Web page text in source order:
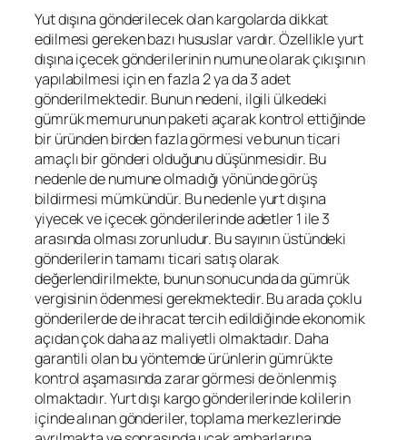
Yut dışına gönderilecek olan kargolarda dikkat
edilmesi gereken bazı hususlar vardır. Özellikle yurt
dışına içecek gönderilerinin numune olarak çıkışının
yapılabilmesi için en fazla 2 ya da 3 adet
gönderilmektedir. Bunun nedeni, ilgili ülkedeki
gümrük memurunun paketi açarak kontrol ettiğinde
bir üründen birden fazla görmesi ve bunun ticari
amaçlı bir gönderi olduğunu düşünmesidir. Bu
nedenle de numune olmadığı yönünde görüş
bildirmesi mümkündür. Bu nedenle yurt dışına
yiyecek ve içecek gönderilerinde adetler 1 ile 3
arasında olması zorunludur. Bu sayının üstündeki
gönderilerin tamamı ticari satış olarak
değerlendirilmekte, bunun sonucunda da gümrük
vergisinin ödenmesi gerekmektedir. Bu arada çoklu
gönderilerde de ihracat tercih edildiğinde ekonomik
açıdan çok daha az maliyetli olmaktadır. Daha
garantili olan bu yöntemde ürünlerin gümrükte
kontrol aşamasında zarar görmesi de önlenmiş
olmaktadır. Yurt dışı kargo gönderilerinde kolilerin
içinde alınan gönderiler, toplama merkezlerinde